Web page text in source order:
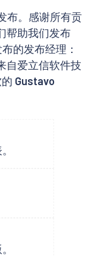
布。感谢所有贡
帮助我们发布
的发布经理：
自爱立信软件技
Gustavo